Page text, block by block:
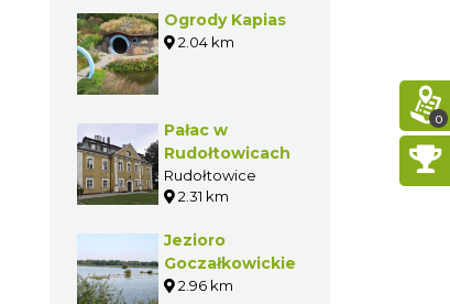
Ogrody Kapias
2.04 km
Pałac w
Rudołtowicach
Rudołtowice
2.31 km
Jezioro
Goczałkowickie
2.96 km
0